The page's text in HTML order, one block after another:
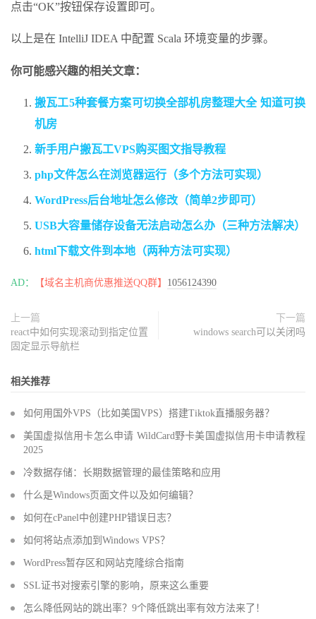
点击“OK”按钮保存设置即可。
以上是在 IntelliJ IDEA 中配置 Scala 环境变量的步骤。
你可能感兴趣的相关文章：
搬瓦工5种套餐方案可切换全部机房整理大全 知道可换
机房
新手用户搬瓦工VPS购买图文指导教程
php文件怎么在浏览器运行（多个方法可实现）
WordPress后台地址怎么修改（简单2步即可）
USB大容量储存设备无法启动怎么办（三种方法解决）
html下载文件到本地（两种方法可实现）
AD： 【域名主机商优惠推送QQ群】 1056124390
上一篇
react中如何实现滚动到指定位置
固定显示导航栏
下一篇
windows search可以关闭吗
相关推荐
如何用国外VPS（比如美国VPS）搭建Tiktok直播服务器？
美国虚拟信用卡怎么申请 WildCard野卡美国虚拟信用卡申请教程
2025
冷数据存储：长期数据管理的最佳策略和应用
什么是Windows页面文件以及如何编辑？
如何在cPanel中创建PHP错误日志？
如何将站点添加到Windows VPS？
WordPress暂存区和网站克隆综合指南
SSL证书对搜索引擎的影响，原来这么重要
怎么降低网站的跳出率？9个降低跳出率有效方法来了！